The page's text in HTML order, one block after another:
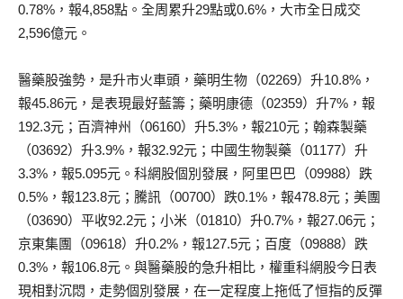
0.78%，報4,858點。全周累升29點或0.6%，大市全日成交
2,596億元。
醫藥股強勢，是升市火車頭，藥明生物（02269）升10.8%，
報45.86元，是表現最好藍籌；藥明康德（02359）升7%，報
192.3元；百濟神州（06160）升5.3%，報210元；翰森製藥
（03692）升3.9%，報32.92元；中國生物製藥（01177）升
3.3%，報5.095元。科網股個別發展，阿里巴巴（09988）跌
0.5%，報123.8元；騰訊（00700）跌0.1%，報478.8元；美團
（03690）平收92.2元；小米（01810）升0.7%，報27.06元；
京東集團（09618）升0.2%，報127.5元；百度（09888）跌
0.3%，報106.8元。與醫藥股的急升相比，權重科網股今日表
現相對沉悶，走勢個別發展，在一定程度上拖低了恒指的反彈